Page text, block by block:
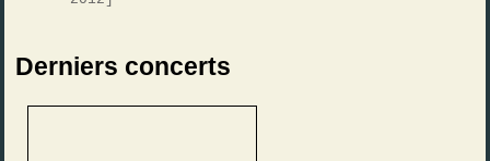
Derniers concerts